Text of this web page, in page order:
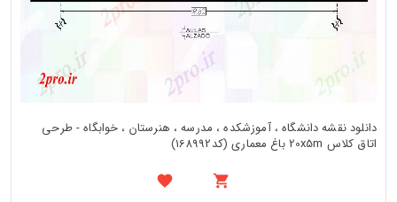
دانلود نقشه دانشگاه ، آموزشکده ، مدرسه ، هنرستان ، خوابگاه - طرحی
اتاق کلاس 20x5m باغ معماری (کد168992)